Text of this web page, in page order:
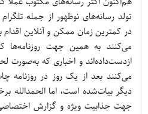
تولد رسانه‌های نوظهور از جمله
در کمترین زمان ممکن و آنلاین
می‌کنند به همین جهت روزنامه‌ها
ازدست‌داده‌اند و اخباری که به‌صورت
می‌کنند بعد از یک روز در
دیگر بیات‌شده است، اما الحمدالله
جهت جذابیت ویژه و گزارش